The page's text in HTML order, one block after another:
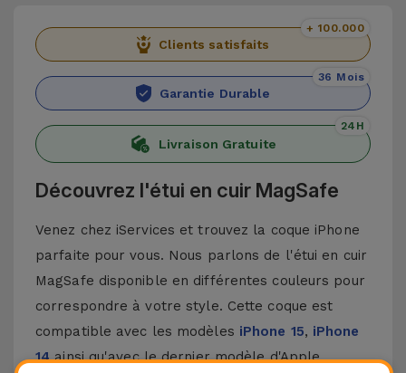
Clients satisfaits
+ 100.000
Garantie Durable
36 Mois
Livraison Gratuite
24H
Découvrez l'étui en cuir MagSafe
Venez chez iServices et trouvez la coque iPhone
parfaite pour vous. Nous parlons de l'étui en cuir
MagSafe disponible en différentes couleurs pour
correspondre à votre style. Cette coque est
compatible avec les modèles iPhone 15, iPhone
14ainsi qu'avec le dernier modèle d'Apple,